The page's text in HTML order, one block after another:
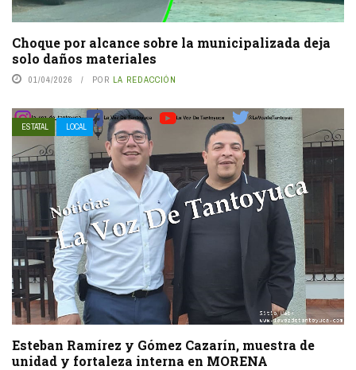
Choque por alcance sobre la municipalizada deja
solo daños materiales
01/04/2026 POR LA REDACCIÓN
ESTATAL LOCAL
Esteban Ramírez y Gómez Cazarín, muestra de
unidad y fortaleza interna en MORENA